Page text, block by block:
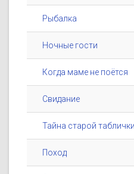
Рыбалка
Ночные гости
Когда маме не поётся
Свидание
Тайна старой таблички
Поход